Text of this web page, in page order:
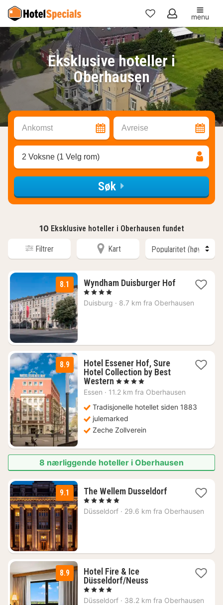
Mine
favoritter
menu
Eksklusive hoteller i
Oberhausen
Ankomst Avreise
2 Voksne (1 Velg rom)
Søk
10 Eksklusive hoteller i Oberhausen fundet
Filtrer Kart
8.1
Wyndham Duisburger Hof
1
natt
, 4 Stjerner
Duisburg · 8.7 km fra Oberhausen
8.9
Hotel Essener Hof, Sure
Hotel Collection by Best
Western 2
netter
741
kr.
, 4 Stjerner
Essen · 11.2 km fra Oberhausen
Tradisjonelle hotellet siden 1883
julemarked
Zeche Zollverein
8 nærliggende hoteller i Oberhausen
9.1 The Wellem Dusseldorf2
fra
, 5 Stjerner
Düsseldorf · 29.6 km fra Oberhausen
8.9
Hotel Fire & Ice
Düsseldorf/Neuss2
fra
, 4 Stjerner
Düsseldorf · 38.2 km fra Oberhausen